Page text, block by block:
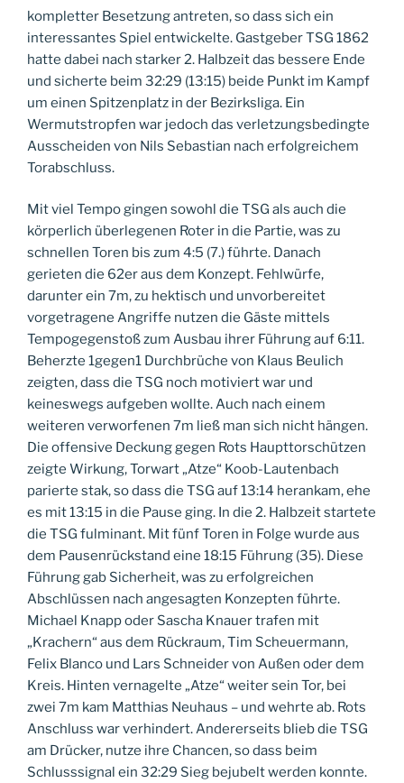
kompletter Besetzung antreten, so dass sich ein
interessantes Spiel entwickelte. Gastgeber TSG 1862
hatte dabei nach starker 2. Halbzeit das bessere Ende
und sicherte beim 32:29 (13:15) beide Punkt im Kampf
um einen Spitzenplatz in der Bezirksliga. Ein
Wermutstropfen war jedoch das verletzungsbedingte
Ausscheiden von Nils Sebastian nach erfolgreichem
Torabschluss.
Mit viel Tempo gingen sowohl die TSG als auch die
körperlich überlegenen Roter in die Partie, was zu
schnellen Toren bis zum 4:5 (7.) führte. Danach
gerieten die 62er aus dem Konzept. Fehlwürfe,
darunter ein 7m, zu hektisch und unvorbereitet
vorgetragene Angriffe nutzen die Gäste mittels
Tempogegenstoß zum Ausbau ihrer Führung auf 6:11.
Beherzte 1gegen1 Durchbrüche von Klaus Beulich
zeigten, dass die TSG noch motiviert war und
keineswegs aufgeben wollte. Auch nach einem
weiteren verworfenen 7m ließ man sich nicht hängen.
Die offensive Deckung gegen Rots Haupttorschützen
zeigte Wirkung, Torwart „Atze“ Koob-Lautenbach
parierte stak, so dass die TSG auf 13:14 herankam, ehe
es mit 13:15 in die Pause ging. In die 2. Halbzeit startete
die TSG fulminant. Mit fünf Toren in Folge wurde aus
dem Pausenrückstand eine 18:15 Führung (35). Diese
Führung gab Sicherheit, was zu erfolgreichen
Abschlüssen nach angesagten Konzepten führte.
Michael Knapp oder Sascha Knauer trafen mit
„Krachern“ aus dem Rückraum, Tim Scheuermann,
Felix Blanco und Lars Schneider von Außen oder dem
Kreis. Hinten vernagelte „Atze“ weiter sein Tor, bei
zwei 7m kam Matthias Neuhaus – und wehrte ab. Rots
Anschluss war verhindert. Andererseits blieb die TSG
am Drücker, nutze ihre Chancen, so dass beim
Schlusssignal ein 32:29 Sieg bejubelt werden konnte.